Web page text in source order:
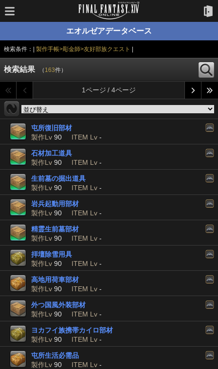
エオルゼアデータベース
検索条件：| 製作手帳>彫金師>友好部族クエスト
検索結果 （ 163件）
1ページ / 4ページ
屯所復旧部材
製作Lv 90 ITEM Lv -
石材加工道具
製作Lv 90 ITEM Lv -
生前墓の掘出道具
製作Lv 90 ITEM Lv -
岩兵起動用部材
製作Lv 90 ITEM Lv -
精霊生前墓部材
製作Lv 90 ITEM Lv -
拝壇除雪用具
製作Lv 90 ITEM Lv -
高地用荷車部材
製作Lv 90 ITEM Lv -
外つ国風外装部材
製作Lv 90 ITEM Lv -
ヨカフイ族携帯カイロ部材
製作Lv 90 ITEM Lv -
屯所生活必需品
製作Lv 90 ITEM Lv -